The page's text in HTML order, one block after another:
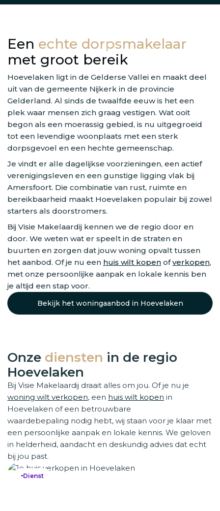
Een echte dorpsmakelaar
met groot bereik
Hoevelaken ligt in de Gelderse Vallei en maakt deel
uit van de gemeente Nijkerk in de provincie
Gelderland. Al sinds de twaalfde eeuw is het een
plek waar mensen zich graag vestigen. Wat ooit
begon als een moerassig gebied, is nu uitgegroeid
tot een levendige woonplaats met een sterk
dorpsgevoel en een hechte gemeenschap.
Je vindt er alle dagelijkse voorzieningen, een actief
verenigingsleven en een gunstige ligging vlak bij
Amersfoort. Die combinatie van rust, ruimte en
bereikbaarheid maakt Hoevelaken populair bij zowel
starters als doorstromers.
Bij Visie Makelaardij kennen we de regio door en
door. We weten wat er speelt in de straten en
buurten en zorgen dat jouw woning opvalt tussen
het aanbod. Of je nu een huis wilt kopen ofverkopen,
met onze persoonlijke aanpak en lokale kennis ben
je altijd een stap voor.
Bekijk het woningaanbod in Hoevelaken
Onze diensten in de regio
Hoevelaken
Bij Visie Makelaardij draait alles om jou. Of je nu je
woning wilt verkopen, een huis wilt kopen in
Hoevelaken of een betrouwbare
waardebepaling nodig hebt, wij staan voor je klaar met
een persoonlijke aanpak en lokale kennis. We geloven
in helderheid, aandacht en deskundig advies dat echt
bij jou past.
Dienst